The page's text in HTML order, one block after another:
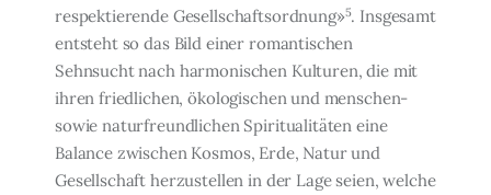
respektierende Gesellschaftsordnung»5. Insgesamt
entsteht so das Bild einer romantischen
Sehnsucht nach harmonischen Kulturen, die mit
ihren friedlichen, ökologischen und menschen-
sowie naturfreundlichen Spiritualitäten eine
Balance zwischen Kosmos, Erde, Natur und
Gesellschaft herzustellen in der Lage seien, welche